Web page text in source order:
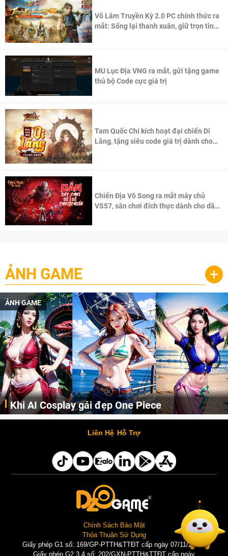
Võ Lâm Truyền Kỳ 2.0 PC chính thức ra
mắt: Sống lại thanh xuân, giữ trọn tinh
MU Lục Địa VNG ra mắt, gửi tặng game
thủ bộ Code cực giá trị
Tam Quốc Chí kích hoạt đại chiến Di
Lăng, tặng siêu code giá trị dành cho
Chiến Địa Vô Song ra mắt máy chủ
VS57, sân chơi đích thực dành cho dân
ẢNH GAME +
ẢNH GAME
Cosplay Xiangling siêu cute
Cùng thưởng thức những hình ảnh cosplay Xiangling trong Genshin Impact siêu dễ thương của người dùng Weibo "阿包也是兔娘"
Liên Hệ Hỗ Trợ
Chính Sách Bảo Mật
Thỏa Thuận Sử Dụng
Giấy phép G1 số: 169/GP-PTTH&TTĐT cấp ngày 07/11/2025 |
Giấy phép G2,3,4 số: 202/GXN-PTTH&TTĐT cấp ngày